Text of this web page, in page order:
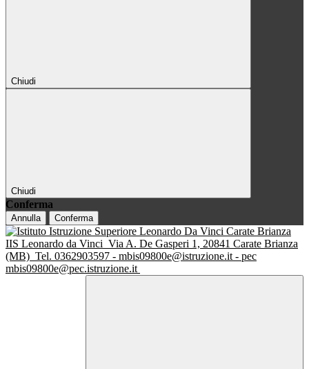
Chiudi
Chiudi
Conferma
Annulla Conferma
IIS Leonardo da Vinci Via A. De Gasperi 1, 20841 Carate Brianza
(MB) Tel. 0362903597 - mbis09800e@istruzione.it - pec
mbis09800e@pec.istruzione.it